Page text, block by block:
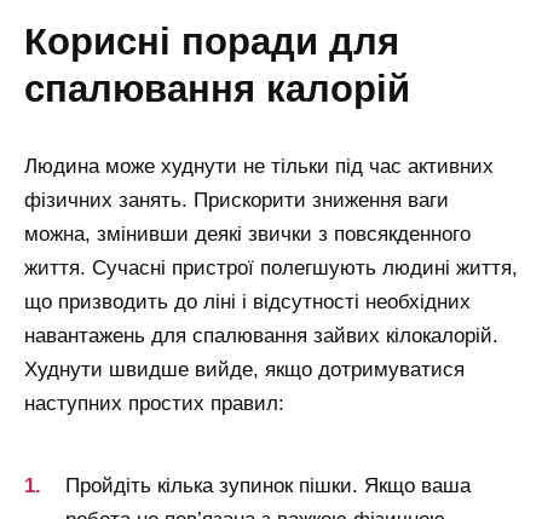
корисні поради для
спалювання калорій
Людина може худнути не тільки під час активних
фізичних занять. Прискорити зниження ваги
можна, змінивши деякі звички з повсякденного
життя. Сучасні пристрої полегшують людині життя,
що призводить до ліні і відсутності необхідних
навантажень для спалювання зайвих кілокалорій.
Худнути швидше вийде, якщо дотримуватися
наступних простих правил:
Пройдіть кілька зупинок пішки. Якщо ваша